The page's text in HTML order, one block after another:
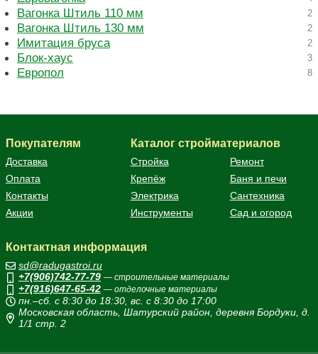
Вагонка Штиль 110 мм 2
Вагонка Штиль 130 мм 2
Имитация бруса 2
Блок-хаус 3
Европол 8
Покупателям
Доставка
Оплата
Контакты
Акции
Каталог стройматериалов
Стройка
Ремонт
Крепёж
Баня и печи
Электрика
Сантехника
Инструменты
Сад и огород
Контактная информация
sd@radugastroi.ru
+7(906)742-77-79 — строительные материалы
+7(916)647-65-42 — отделочные материалы
пн.–сб. с 8:30 до 18:30, вс. с 8:30 до 17:00
Московская область, Шатурский район, деревня Бордуки, д.
1/1 стр. 2